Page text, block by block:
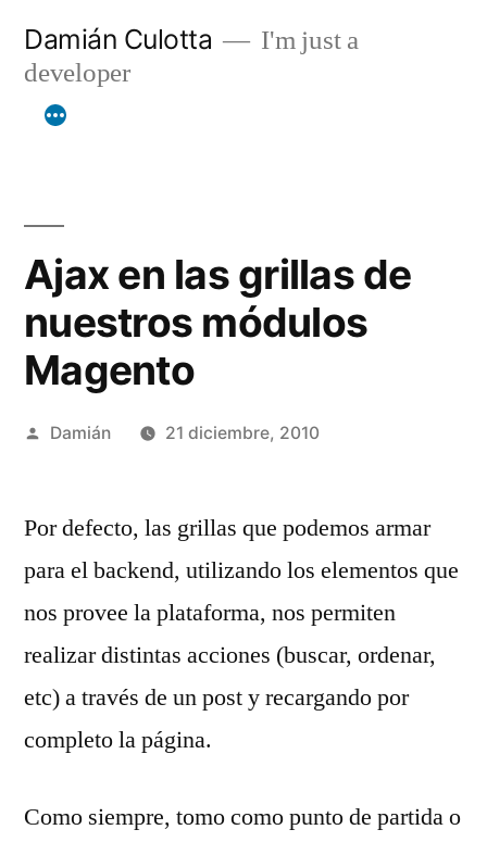
contenido
Damián Culotta
I'm just a
developer
Ajax en las grillas de
nuestros módulos
Magento
Publicado
Damián 21 diciembre, 2010
Por defecto, las grillas que podemos armar
para el backend, utilizando los elementos que
nos provee la plataforma, nos permiten
realizar distintas acciones (buscar, ordenar,
etc) a través de un post y recargando por
completo la página.
Como siempre, tomo como punto de partida o